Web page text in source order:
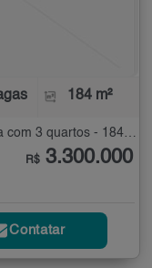
184 m²
Apartamento à Venda no Jardim Paulista com 3 quartos - 184 m²
R$ 3.300.000
Contatar